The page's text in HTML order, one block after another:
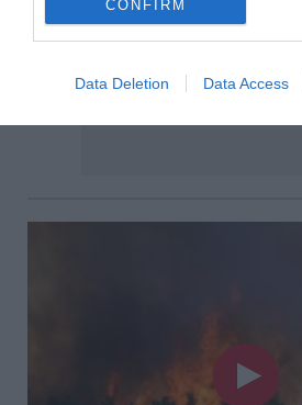
CONFIRM
Data Deletion Data Access